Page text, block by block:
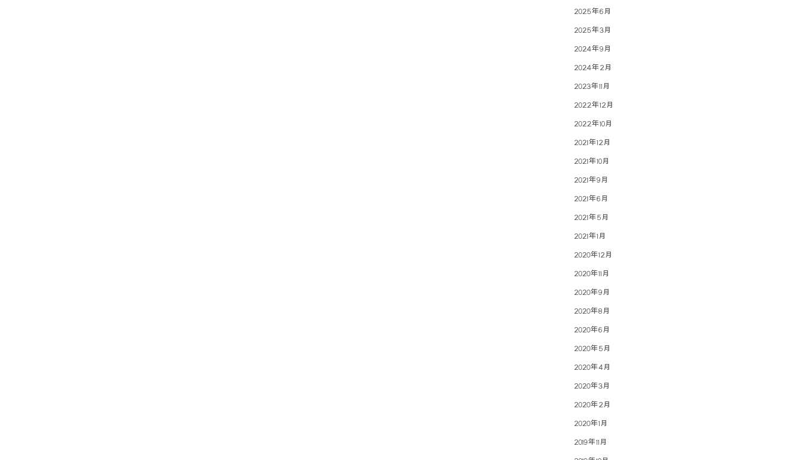
2025年6月
2025年3月
2024年9月
2024年2月
2023年11月
2022年12月
2022年10月
2021年12月
2021年10月
2021年9月
2021年6月
2021年5月
2021年1月
2020年12月
2020年11月
2020年9月
2020年8月
2020年6月
2020年5月
2020年4月
2020年3月
2020年2月
2020年1月
2019年11月